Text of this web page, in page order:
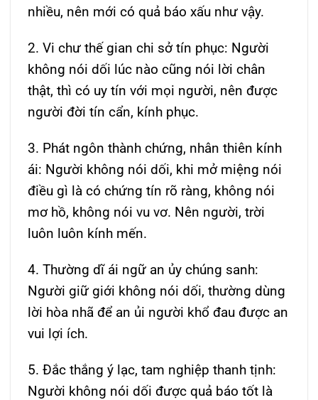
nhiều, nên mới có quả báo xấu như vậy.
2. Vi chư thế gian chi sở tín phục: Người
không nói dối lúc nào cũng nói lời chân
thật, thì có uy tín với mọi người, nên được
người đời tín cẩn, kính phục.
3. Phát ngôn thành chứng, nhân thiên kính
ái: Người không nói dối, khi mở miệng nói
điều gì là có chứng tín rõ ràng, không nói
mơ hồ, không nói vu vơ. Nên người, trời
luôn luôn kính mến.
4. Thường dĩ ái ngữ an ủy chúng sanh:
Người giữ giới không nói dối, thường dùng
lời hòa nhã để an ủi người khổ đau được an
vui lợi ích.
5. Đắc thắng ý lạc, tam nghiệp thanh tịnh:
Người không nói dối được quả báo tốt là